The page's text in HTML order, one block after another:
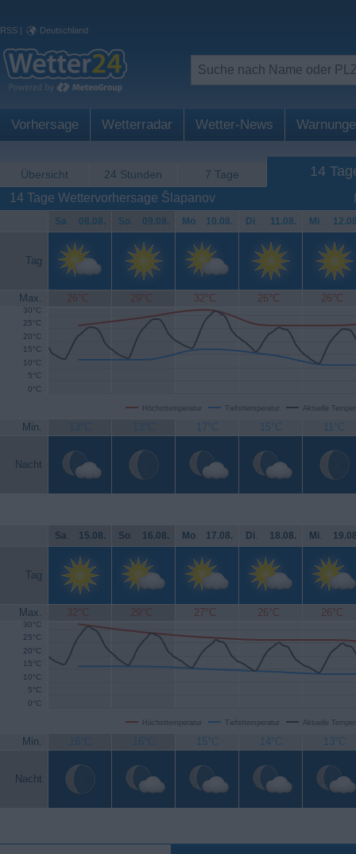
RSS | Deutschland
Vorhersage Wetterradar Wetter-News
Übersicht 24 Stunden 7 Tage 14
14 Tage Wettervorhersage Šlapanov
Sa. 08.08. So. 09.08. Mo. 10.08. Di. 11.08. Mi.
Tag
Max. 26°C 29°C 32°C 26°C 26°C
Höchsttemperatur Tiefsttemperatur Aktuelle
0°C
5°C
10°C
15°C
20°C
25°C
30°C
Min. 13°C 13°C 17°C 15°C 11°C
Nacht
Sa. 15.08. So. 16.08. Mo. 17.08. Di. 18.08. Mi.
Tag
Max. 32°C 29°C 27°C 26°C 26°C
Höchsttemperatur Tiefsttemperatur Aktuelle
0°C
5°C
10°C
15°C
20°C
25°C
30°C
Min. 16°C 16°C 15°C 14°C 13°C
Nacht